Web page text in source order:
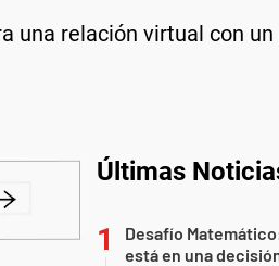
una relación virtual con
Últimas
Desafío
está en una